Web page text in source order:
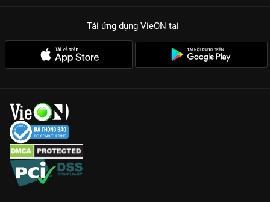
Tải ứng dụng VieON tại